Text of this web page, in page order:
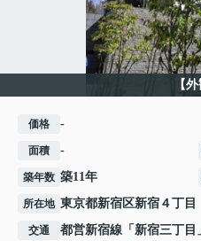
【外
価格 -
面積 -
築年数 築11年
所在地 東京都新宿区新宿 ４丁目
交通 都営新宿線 「 新宿三丁目